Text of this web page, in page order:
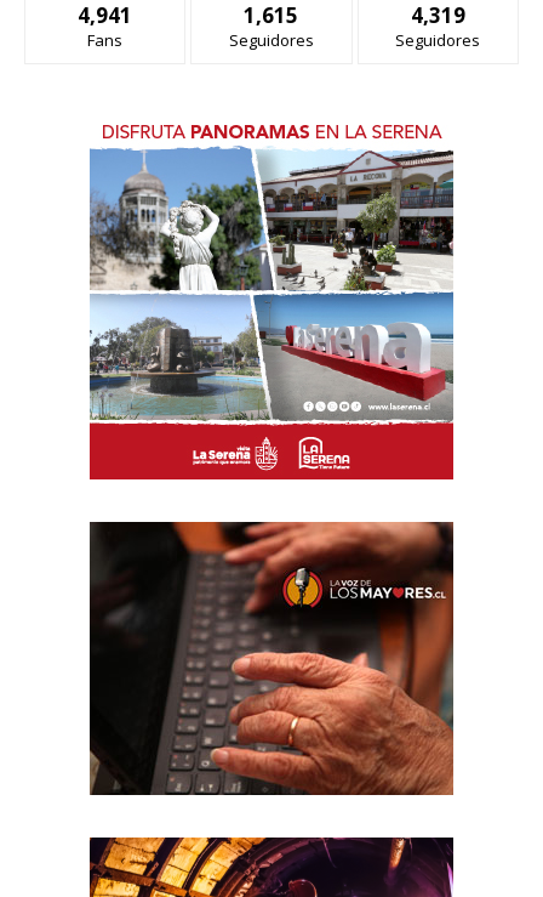
4,941
Fans
1,615
Seguidores
4,319
Seguidores